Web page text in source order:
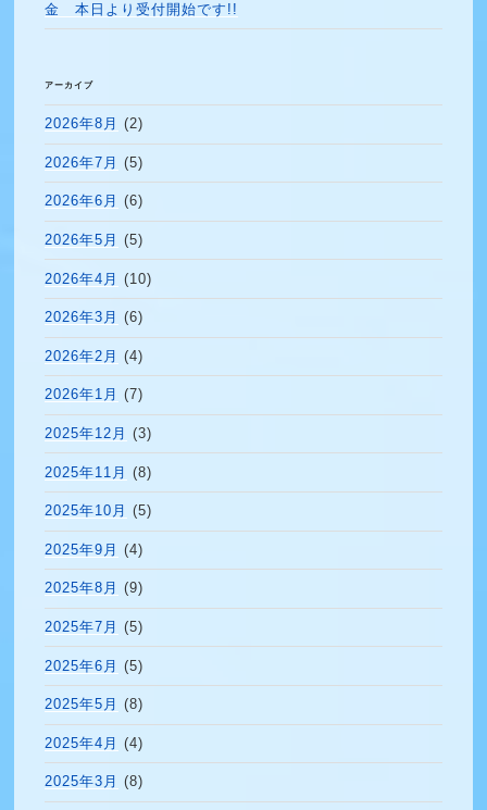
金 本日より受付開始です!!
アーカイブ
2026年8月 (2)
2026年7月 (5)
2026年6月 (6)
2026年5月 (5)
2026年4月 (10)
2026年3月 (6)
2026年2月 (4)
2026年1月 (7)
2025年12月 (3)
2025年11月 (8)
2025年10月 (5)
2025年9月 (4)
2025年8月 (9)
2025年7月 (5)
2025年6月 (5)
2025年5月 (8)
2025年4月 (4)
2025年3月 (8)